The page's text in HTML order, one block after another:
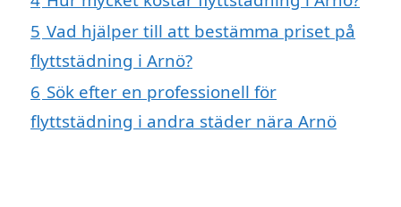
5 Vad hjälper till att bestämma priset på
flyttstädning i Arnö?
6 Sök efter en professionell för
flyttstädning i andra städer nära Arnö